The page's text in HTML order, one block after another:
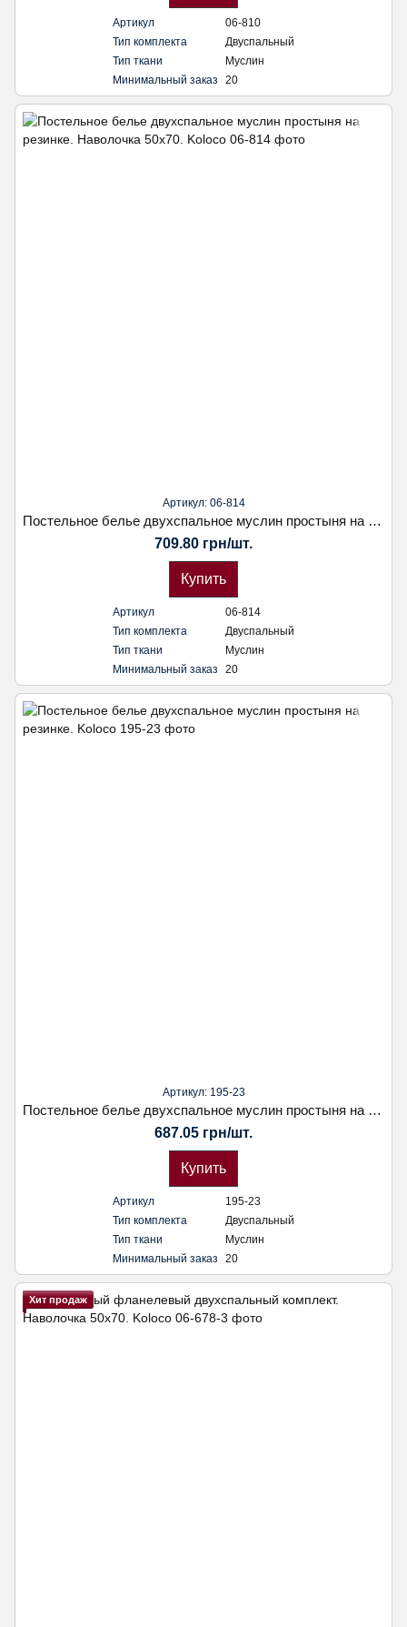
Артикул
06-810
Тип комплекта
Двуспальный
Тип ткани
Муслин
Минимальный заказ
20
Артикул: 06-814
Постельное белье двухспальное муслин простыня на резинке. Наволочка 50х70. Koloco
709.80 грн/шт.
Купить
Артикул
06-814
Тип комплекта
Двуспальный
Тип ткани
Муслин
Минимальный заказ
20
Артикул: 195-23
Постельное белье двухспальное муслин простыня на резинке. Koloco
687.05 грн/шт.
Купить
Артикул
195-23
Тип комплекта
Двуспальный
Тип ткани
Муслин
Минимальный заказ
20
Хит продаж